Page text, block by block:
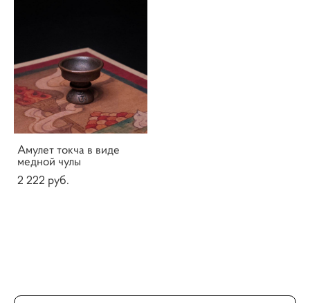
Амулет токча в виде
медной чулы
2 222 pуб.